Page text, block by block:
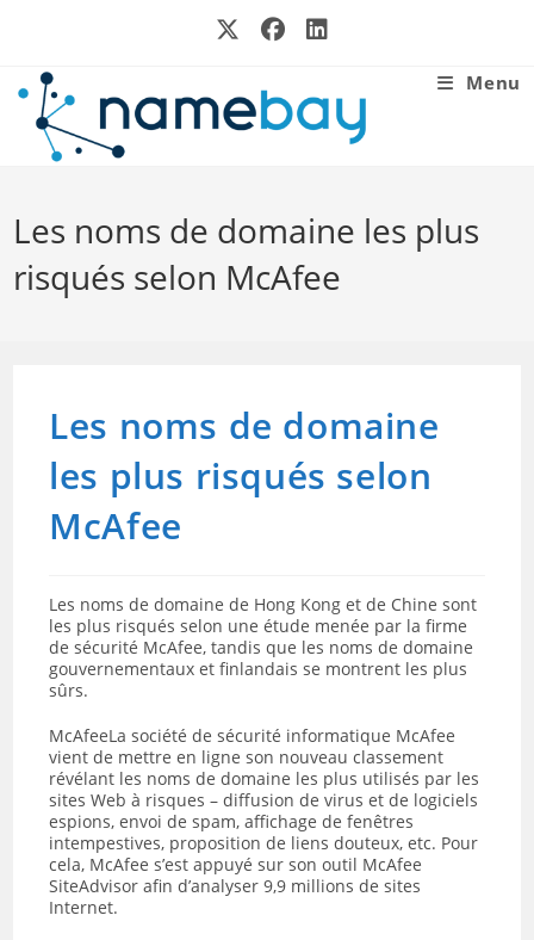
Menu
Les noms de domaine les plus
risqués selon McAfee
Les noms de domaine
les plus risqués selon
McAfee
Les noms de domaine de Hong Kong et de Chine sont
les plus risqués selon une étude menée par la firme
de sécurité McAfee, tandis que les noms de domaine
gouvernementaux et finlandais se montrent les plus
sûrs.
McAfeeLa société de sécurité informatique McAfee
vient de mettre en ligne son nouveau classement
révélant les noms de domaine les plus utilisés par les
sites Web à risques – diffusion de virus et de logiciels
espions, envoi de spam, affichage de fenêtres
intempestives, proposition de liens douteux, etc. Pour
cela, McAfee s’est appuyé sur son outil McAfee
SiteAdvisor afin d’analyser 9,9 millions de sites
Internet.